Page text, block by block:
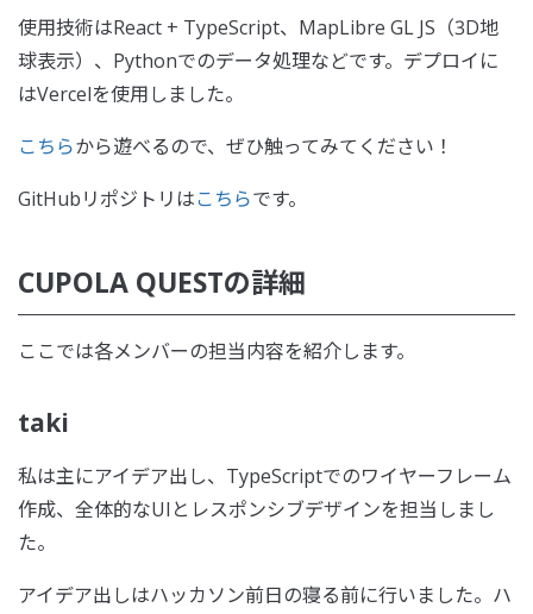
使用技術はReact + TypeScript、MapLibre GL JS（3D地
球表示）、Pythonでのデータ処理などです。デプロイに
はVercelを使用しました。
こちらから遊べるので、ぜひ触ってみてください！
GitHubリポジトリはこちらです。
CUPOLA QUESTの詳細
ここでは各メンバーの担当内容を紹介します。
taki
私は主にアイデア出し、TypeScriptでのワイヤーフレーム
作成、全体的なUIとレスポンシブデザインを担当しまし
た。
アイデア出しはハッカソン前日の寝る前に行いました。ハ